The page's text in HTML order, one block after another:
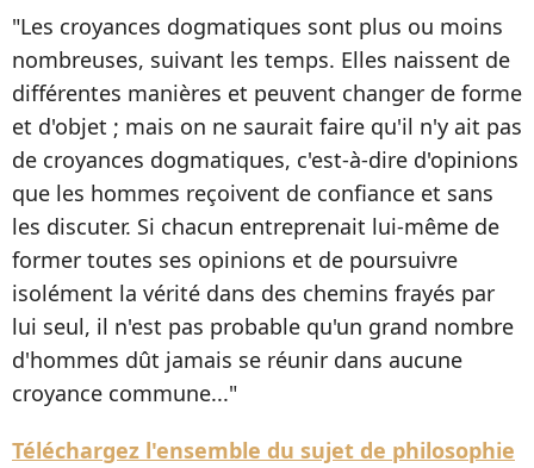
"Les croyances dogmatiques sont plus ou moins
nombreuses, suivant les temps. Elles naissent de
différentes manières et peuvent changer de forme
et d'objet ; mais on ne saurait faire qu'il n'y ait pas
de croyances dogmatiques, c'est-à-dire d'opinions
que les hommes reçoivent de confiance et sans
les discuter. Si chacun entreprenait lui-même de
former toutes ses opinions et de poursuivre
isolément la vérité dans des chemins frayés par
lui seul, il n'est pas probable qu'un grand nombre
d'hommes dût jamais se réunir dans aucune
croyance commune..."
Téléchargez l'ensemble du sujet de philosophie